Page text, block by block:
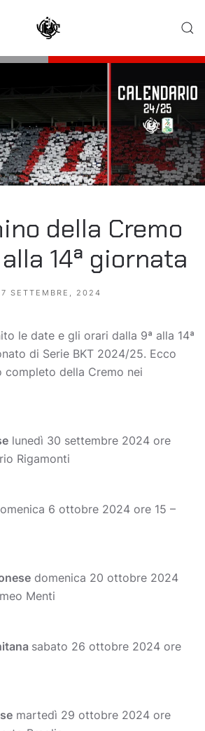
della Cremo
14ª giornata
SETTEMBRE, 2024
le date e gli orari dalla 9ª alla 14ª
di Serie BKT 2024/25. Ecco
completo della Cremo nei
lunedì 30 settembre 2024 ore
Rigamonti
6 ottobre 2024 ore 15 –
domenica 20 ottobre 2024
Menti
sabato 26 ottobre 2024 ore
martedì 29 ottobre 2024 ore